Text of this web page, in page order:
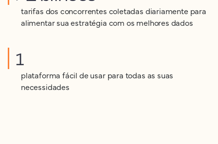
tarifas dos concorrentes coletadas diariamente para
alimentar sua estratégia com os melhores dados
1
plataforma fácil de usar para todas as suas
necessidades